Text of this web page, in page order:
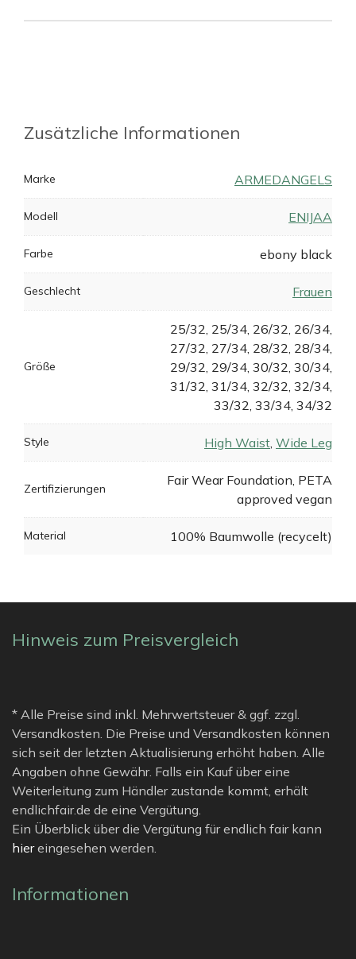
Zusätzliche Informationen
Marke ARMEDANGELS
Modell ENIJAA
Farbe ebony black
Geschlecht Frauen
Größe
25/32, 25/34, 26/32, 26/34,
27/32, 27/34, 28/32, 28/34,
29/32, 29/34, 30/32, 30/34,
31/32, 31/34, 32/32, 32/34,
33/32, 33/34, 34/32
Style High Waist, Wide Leg
Zertifizierungen
Fair Wear Foundation, PETA
approved vegan
Material 100% Baumwolle (recycelt)
Hinweis zum Preisvergleich
* Alle Preise sind inkl. Mehrwertsteuer & ggf. zzgl.
Versandkosten. Die Preise und Versandkosten können
sich seit der letzten Aktualisierung erhöht haben. Alle
Angaben ohne Gewähr. Falls ein Kauf über eine
Weiterleitung zum Händler zustande kommt, erhält
endlichfair.de de eine Vergütung.
Ein Überblick über die Vergütung für endlich fair kann
hiereingesehen werden.
Informationen